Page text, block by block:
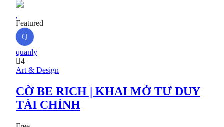
Featured
Q
quanly
4
Art & Design
CỜ BE RICH | KHAI MỞ TƯ DUY
TÀI CHÍNH